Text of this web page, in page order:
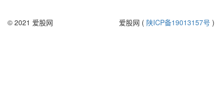
© 2021 爱股网 爱股网 ( 陕ICP备19013157号 )